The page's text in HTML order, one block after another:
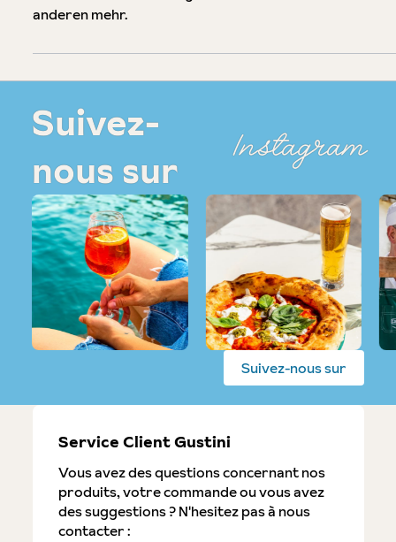
anderen mehr.
Suivez-
nous sur
Instagram
Suivez-nous sur
Service Client Gustini
Vous avez des questions concernant nos
produits, votre commande ou vous avez
des suggestions ? N'hesitez pas à nous
contacter :